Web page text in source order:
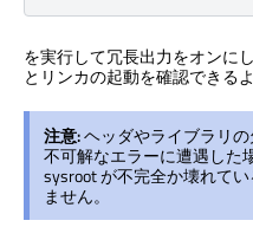
を実行して冗長出力をオンに
とリンカの起動を確認できる
注意:ヘッダやライブラリ
不可解なエラーに遭遇した
sysroot が不完全か壊れて
ません。